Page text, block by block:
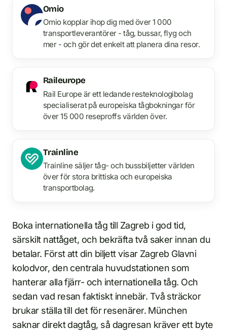
Omio
Omio kopplar ihop dig med över 1 000
transportleverantörer - tåg, bussar, flyg och
mer - och gör det enkelt att planera dina resor.
Raileurope
Rail Europe är ett ledande resteknologibolag
specialiserat på europeiska tågbokningar för
över 15 000 reseproffs världen över.
Trainline
Trainline säljer tåg- och bussbiljetter världen
över för stora brittiska och europeiska
transportbolag.
Boka internationella tåg till Zagreb i god tid,
särskilt nattåget, och bekräfta två saker innan du
betalar. Först att din biljett visar Zagreb Glavni
kolodvor, den centrala huvudstationen som
hanterar alla fjärr- och internationella tåg. Och
sedan vad resan faktiskt innebär. Två sträckor
brukar ställa till det för resenärer. München
saknar direkt dagtåg, så dagresan kräver ett byte